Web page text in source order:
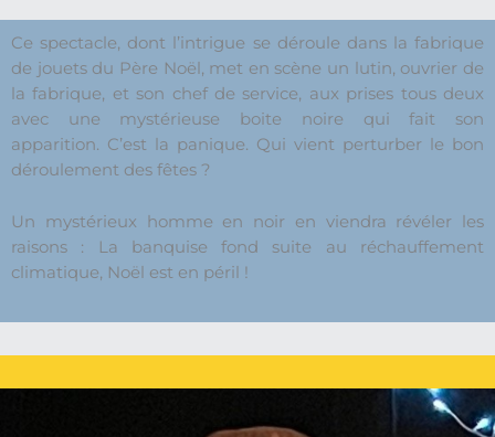
Ce spectacle, dont l’intrigue se déroule dans la fabrique
de jouets du Père Noël, met en scène un lutin, ouvrier de
la fabrique, et son chef de service, aux prises tous deux
avec une mystérieuse boite noire qui fait son
apparition. C’est la panique. Qui vient perturber le bon
déroulement des fêtes ?
Un mystérieux homme en noir en viendra révéler les
raisons : La banquise fond suite au réchauffement
climatique, Noël est en péril !